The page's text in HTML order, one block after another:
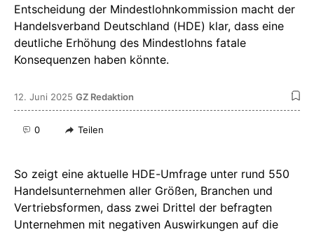
Entscheidung der Mindestlohnkommission macht der
Handelsverband Deutschland (HDE) klar, dass eine
deutliche Erhöhung des Mindestlohns fatale
Konsequenzen haben könnte.
12. Juni 2025 GZ Redaktion
0 Teilen
So zeigt eine aktuelle HDE-Umfrage unter rund 550
Handelsunternehmen aller Größen, Branchen und
Vertriebsformen, dass zwei Drittel der befragten
Unternehmen mit negativen Auswirkungen auf die